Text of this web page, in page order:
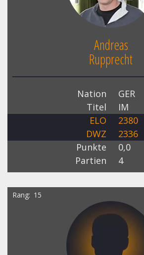
Andreas
Rupprecht
Nation
GER
Titel
IM
ELO
2380
DWZ
2336
Punkte
0,0
Partien
4
Rang 15